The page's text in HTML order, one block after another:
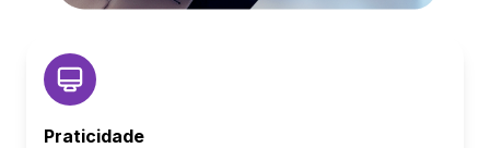
Praticidade